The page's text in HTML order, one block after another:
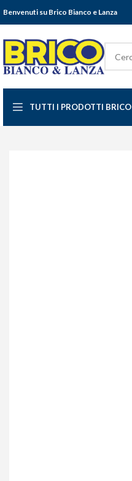
Benvenuti su Brico Bianco e Lanza
TUTTI I PRODOTTI BRICO